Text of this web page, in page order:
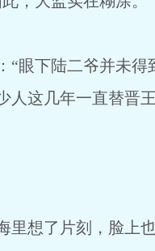
下陆二爷并未得
人这几年一直替晋
想了片刻，脸上也